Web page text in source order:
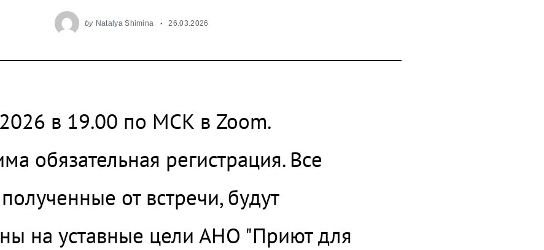
by Natalya Shimina 26.03.2026
в 19.00 по МСК в Zoom.
обязательная регистрация. Все
от встречи, будут
на уставные цели АНО "Приют для